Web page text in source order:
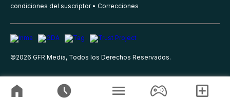
condiciones del suscriptor
Correcciones
©2026 GFR Media, Todos los Derechos Reservados.